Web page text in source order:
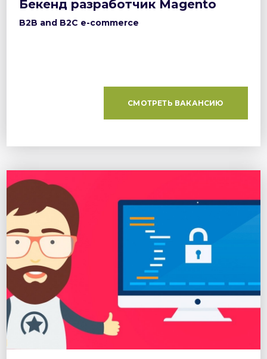
Бекенд разработчик Magento
B2B and B2C e-commerce
СМОТРЕТЬ ВАКАНСИЮ